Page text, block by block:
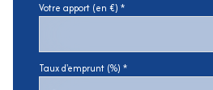
Votre apport (en €) *
Taux d'emprunt (%) *